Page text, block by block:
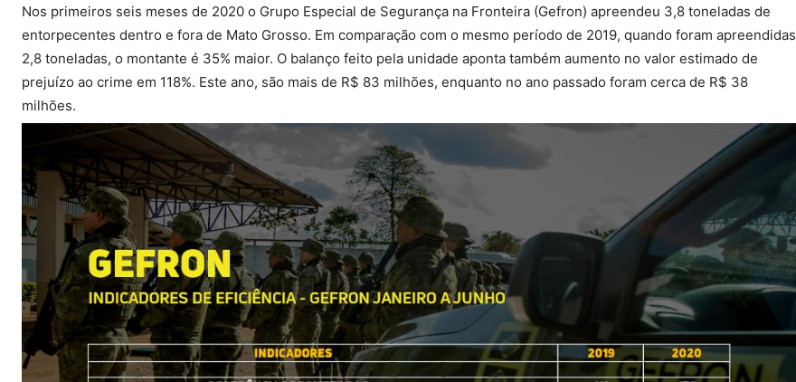
Nos primeiros seis meses de 2020 o Grupo Especial de Segurança na Fronteira (Gefron) apreendeu 3,8 toneladas de
entorpecentes dentro e fora de Mato Grosso. Em comparação com o mesmo período de 2019, quando foram apreendidas
2,8 toneladas, o montante é 35% maior. O balanço feito pela unidade aponta também aumento no valor estimado de
prejuízo ao crime em 118%. Este ano, são mais de R$ 83 milhões, enquanto no ano passado foram cerca de R$ 38
milhões.